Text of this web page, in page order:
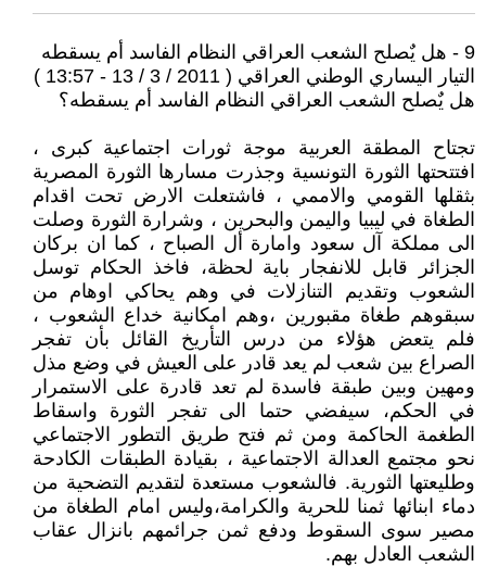
9 - هل يٌصلح الشعب العراقي النظام الفاسد أم يسقطه
التيار اليساري الوطني العراقي ( 2011 / 3 / 13 - 13:57 )
هل يٌصلح الشعب العراقي النظام الفاسد أم يسقطه؟
تجتاح المطقة العربية موجة ثورات اجتماعية كبرى ،
افتتحتها الثورة التونسية وجذرت مسارها الثورة المصرية
بثقلها القومي والاممي ، فاشتعلت الارض تحت اقدام
الطغاة في ليبيا واليمن والبحرين ، وشرارة الثورة وصلت
الى مملكة آل سعود وامارة أل الصباح ، كما ان بركان
الجزائر قابل للانفجار باية لحظة، فاخذ الحكام توسل
الشعوب وتقديم التنازلات في وهم يحاكي اوهام من
سبقوهم طغاة مقبورين ،وهم امكانية خداع الشعوب ،
فلم يتعض هؤلاء من درس التأريخ القائل بأن تفجر
الصراع بين شعب لم يعد قادر على العيش في وضع مذل
ومهين وبين طبقة فاسدة لم تعد قادرة على الاستمرار
في الحكم، سيفضي حتما الى تفجر الثورة واسقاط
الطغمة الحاكمة ومن ثم فتح طريق التطور الاجتماعي
نحو مجتمع العدالة الاجتماعية ، بقيادة الطبقات الكادحة
وطليعتها الثورية. فالشعوب مستعدة لتقديم التضحية من
دماء ابنائها ثمنا للحرية والكرامة،وليس امام الطغاة من
مصير سوى السقوط ودفع ثمن جرائمهم بانزال عقاب
الشعب العادل بهم.